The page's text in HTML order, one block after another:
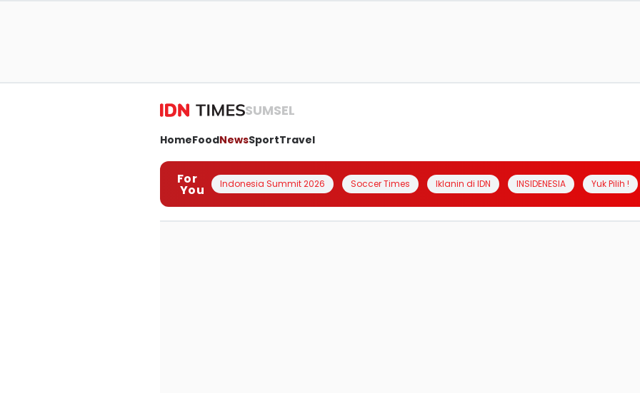
SUMSEL
HomeFoodNewsSportTravel
For
You Indonesia Summit 2026 Soccer Times Iklanin di IDN INSIDENESIA Yuk Pilih !